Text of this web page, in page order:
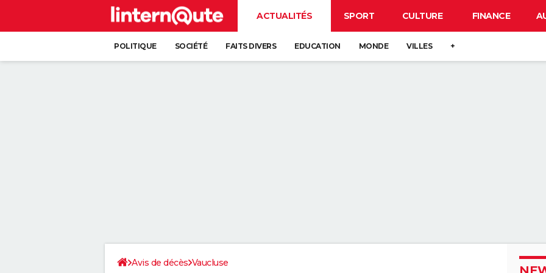
ACTUALITÉS SPORT CULTURE FINANCE
POLITIQUE SOCIÉTÉ FAITS DIVERS EDUCATION MONDE VILLES +
Avis de décès Vaucluse